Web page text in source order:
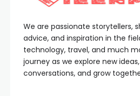
We are passionate storytellers,
advice, and inspiration in the
technology, travel, and much
journey as we explore new
conversations, and grow